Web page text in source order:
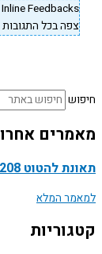
Inline
בכל התגובות
אחרונים
להטוט 208
המלא